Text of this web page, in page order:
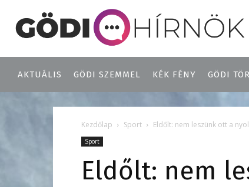
AKTUÁLIS GÖDI SZEMMEL KÉK FÉNY GÖDI
Kezdőlap Sport Eldőlt: nem leszünk ott a
Sport
Eldőlt: nem